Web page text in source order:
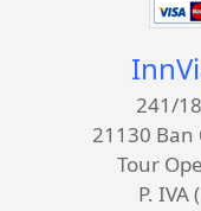
241/
21130 Ban
Tour
P. IVA